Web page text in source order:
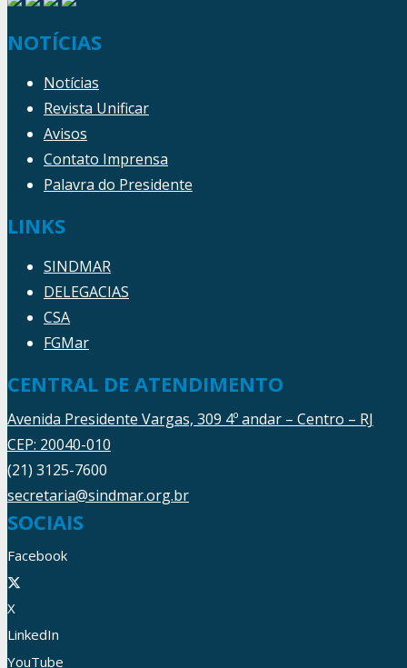
NOTÍCIAS
Notícias
Revista Unificar
Avisos
Contato Imprensa
Palavra do Presidente
LINKS
SINDMAR
DELEGACIAS
CSA
FGMar
CENTRAL DE ATENDIMENTO
Avenida Presidente Vargas, 309 4º andar – Centro – RJ
CEP: 20040-010
(21) 3125-7600
secretaria@sindmar.org.br
SOCIAIS
Facebook
X
LinkedIn
YouTube